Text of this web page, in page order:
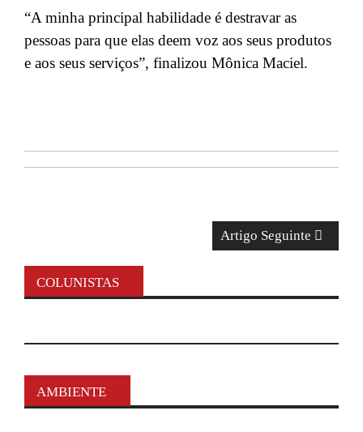
“A minha principal habilidade é destravar as
pessoas para que elas deem voz aos seus produtos
e aos seus serviços”, finalizou Mônica Maciel.
Artigo Seguinte
COLUNISTAS
AMBIENTE